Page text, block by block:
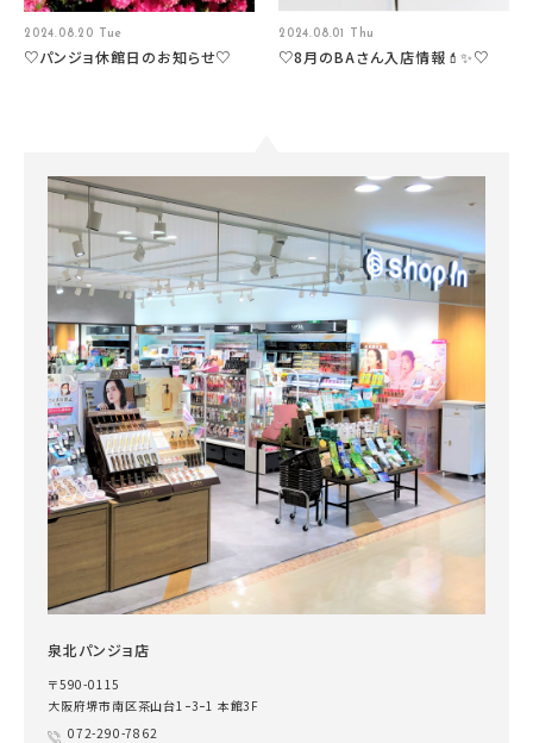
2024.08.20 Tue
♡パンジョ休館日のお知らせ♡
2024.08.01 Thu
♡8月のBAさん入店情報💄✨♡
泉北パンジョ店
〒590-0115
大阪府堺市南区茶山台1ｰ3ｰ1 本館3F
072-290-7862